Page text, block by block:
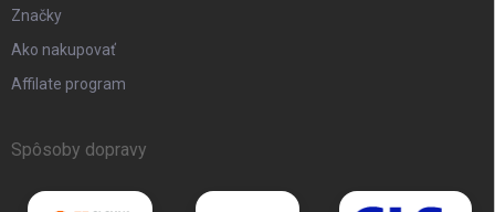
Značky
Ako nakupovať
Affilate program
Spôsoby dopravy